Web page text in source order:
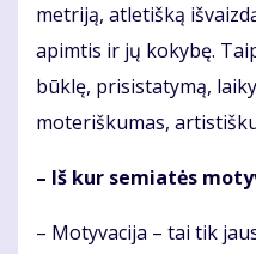
met­ri­ją, at­le­tiš­ką
ap­im­tis ir jų ko­ky­bę.
būk­lę, pri­sis­ta­ty­mą,
mo­te­riš­ku­mas,
– Iš kur se­mia­tės
– Mo­ty­va­ci­ja – tai tik